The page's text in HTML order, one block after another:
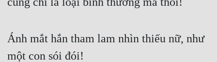
Góc Nhìn Nam
Góc Nhìn Nữ
Ánh mắt hắn tham lam nhìn thiếu nữ, như
một con sói đói!